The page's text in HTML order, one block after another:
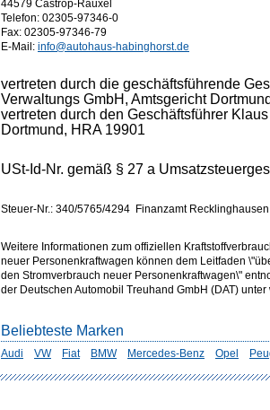
44579 Castrop-Rauxel
Telefon: 02305-97346-0
Fax: 02305-97346-79
E-Mail: info@autohaus-habinghorst.de
vertreten durch die geschäftsführende
Verwaltungs GmbH, Amtsgericht
vertreten durch den Geschäftsführer
Dortmund, HRA 19901
USt-Id-Nr. gemäß § 27 a
Steuer-Nr.: 340/5765/4294 Finanzamt Recklinghausen
Weitere Informationen zum offiziellen
neuer Personenkraftwagen können dem Leitfaden
den Stromverbrauch neuer Personenkraftwagen\"
der Deutschen Automobil Treuhand GmbH (DAT)
Beliebteste Marken
Audi VW Fiat BMW Mercedes-Benz Opel